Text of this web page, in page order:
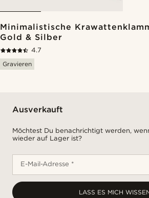
Minimalistische
Gold & Silber
4.7
Gravieren
Ausverkauft
Möchtest Du benachrichtigt werden,
wieder auf Lager ist?
E-Mail-Adresse *
LASS ES MICH